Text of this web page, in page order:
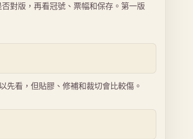
對版，再看冠號、票幅和保存。第一版
先看，但貼膠、修補和裁切會比較傷。